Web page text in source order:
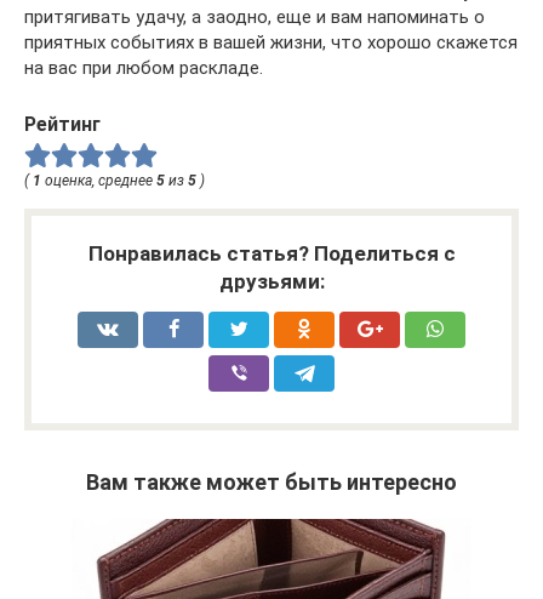
притягивать удачу, а заодно, еще и вам напоминать о
приятных событиях в вашей жизни, что хорошо скажется
на вас при любом раскладе.
Рейтинг
( 1 оценка, среднее 5 из 5 )
Понравилась статья? Поделиться с
друзьями:
Вам также может быть интересно